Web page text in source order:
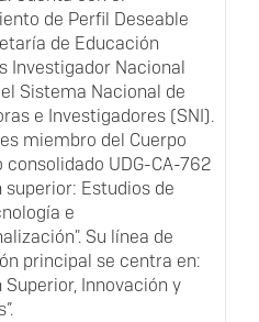
de Perfil Deseable
de Educación
Investigador Nacional
Sistema Nacional de
e Investigadores (SNI).
miembro del Cuerpo
UDG-CA-762
superior: Estudios de
e
Su línea de
principal se centra en:
Superior, Innovación y